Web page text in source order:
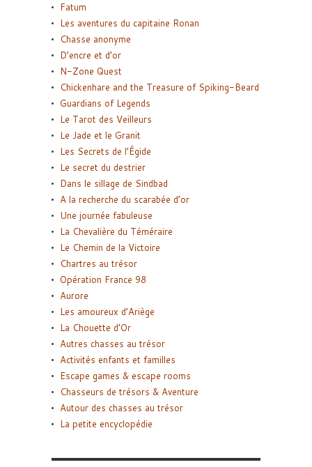
Fatum
Les aventures du capitaine Ronan
Chasse anonyme
D’encre et d’or
N-Zone Quest
Chickenhare and the Treasure of Spiking-Beard
Guardians of Legends
Le Tarot des Veilleurs
Le Jade et le Granit
Les Secrets de l’Égide
Le secret du destrier
Dans le sillage de Sindbad
A la recherche du scarabée d’or
Une journée fabuleuse
La Chevalière du Téméraire
Le Chemin de la Victoire
Chartres au trésor
Opération France 98
Aurore
Les amoureux d’Ariège
La Chouette d’Or
Autres chasses au trésor
Activités enfants et familles
Escape games & escape rooms
Chasseurs de trésors & Aventure
Autour des chasses au trésor
La petite encyclopédie